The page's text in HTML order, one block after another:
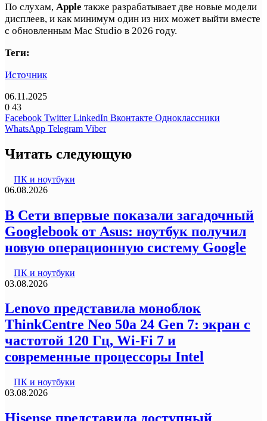
По слухам, Apple также разрабатывает две новые модели
дисплеев, и как минимум один из них может выйти вместе
с обновленным Mac Studio в 2026 году.
Теги:
Источник
06.11.2025
0 43
Facebook Twitter LinkedIn Вконтакте Одноклассники
WhatsApp Telegram Viber
Читать следующую
ПК и ноутбуки
06.08.2026
В Сети впервые показали загадочный
Googlebook от Asus: ноутбук получил
новую операционную систему Google
ПК и ноутбуки
03.08.2026
Lenovo представила моноблок
ThinkCentre Neo 50a 24 Gen 7: экран с
частотой 120 Гц, Wi-Fi 7 и
современные процессоры Intel
ПК и ноутбуки
03.08.2026